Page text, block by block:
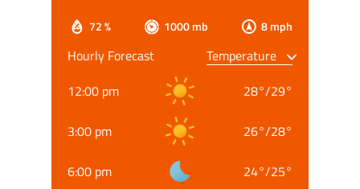
72 % 1000 mb 8 mph
Hourly Forecast
12:00 pm
28°/29°
3:00 pm 26°/28°
6:00 pm 24°/25°